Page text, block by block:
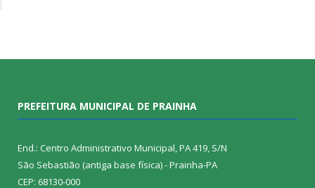
PREFEITURA MUNICIPAL DE PRAINHA
End.: Centro Administrativo Municipal, PA 419, S/N
São Sebastião (antiga base física) - Prainha-PA
CEP: 68130-000